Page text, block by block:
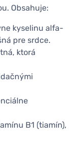
Obsahuje:
kyselinu alfa-
pre srdce.
ktorá
B1 (tiamín),